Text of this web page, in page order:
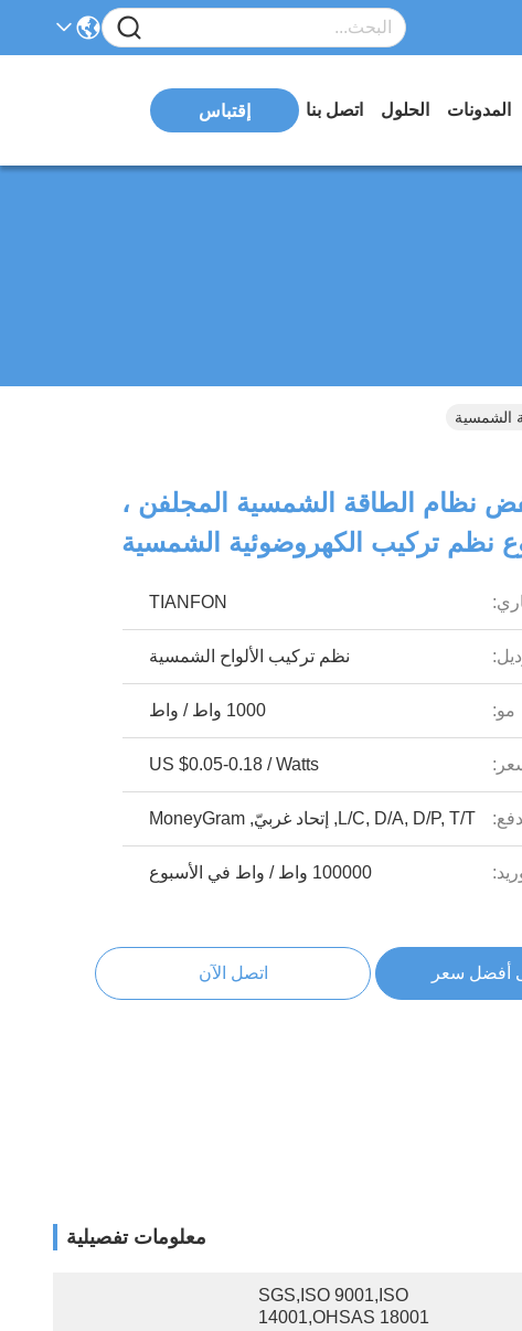
المدونات الحلول اتصل بنا إقتباس
نظام الطاقة الشمسية المجلفن ،
TIANFON
نظم تركيب الألواح الشمسية
مو: 1000 واط / واط
US $0.05-0.18 / Watts
L/C, D/A, D/P, T/T, إتحاد غربيّ, MoneyGram
100000 واط / واط في الأسبوع
أفضل سعر اتصل الآن
معلومات تفصيلية
SGS,ISO 9001,ISO
14001,OHSAS 18001